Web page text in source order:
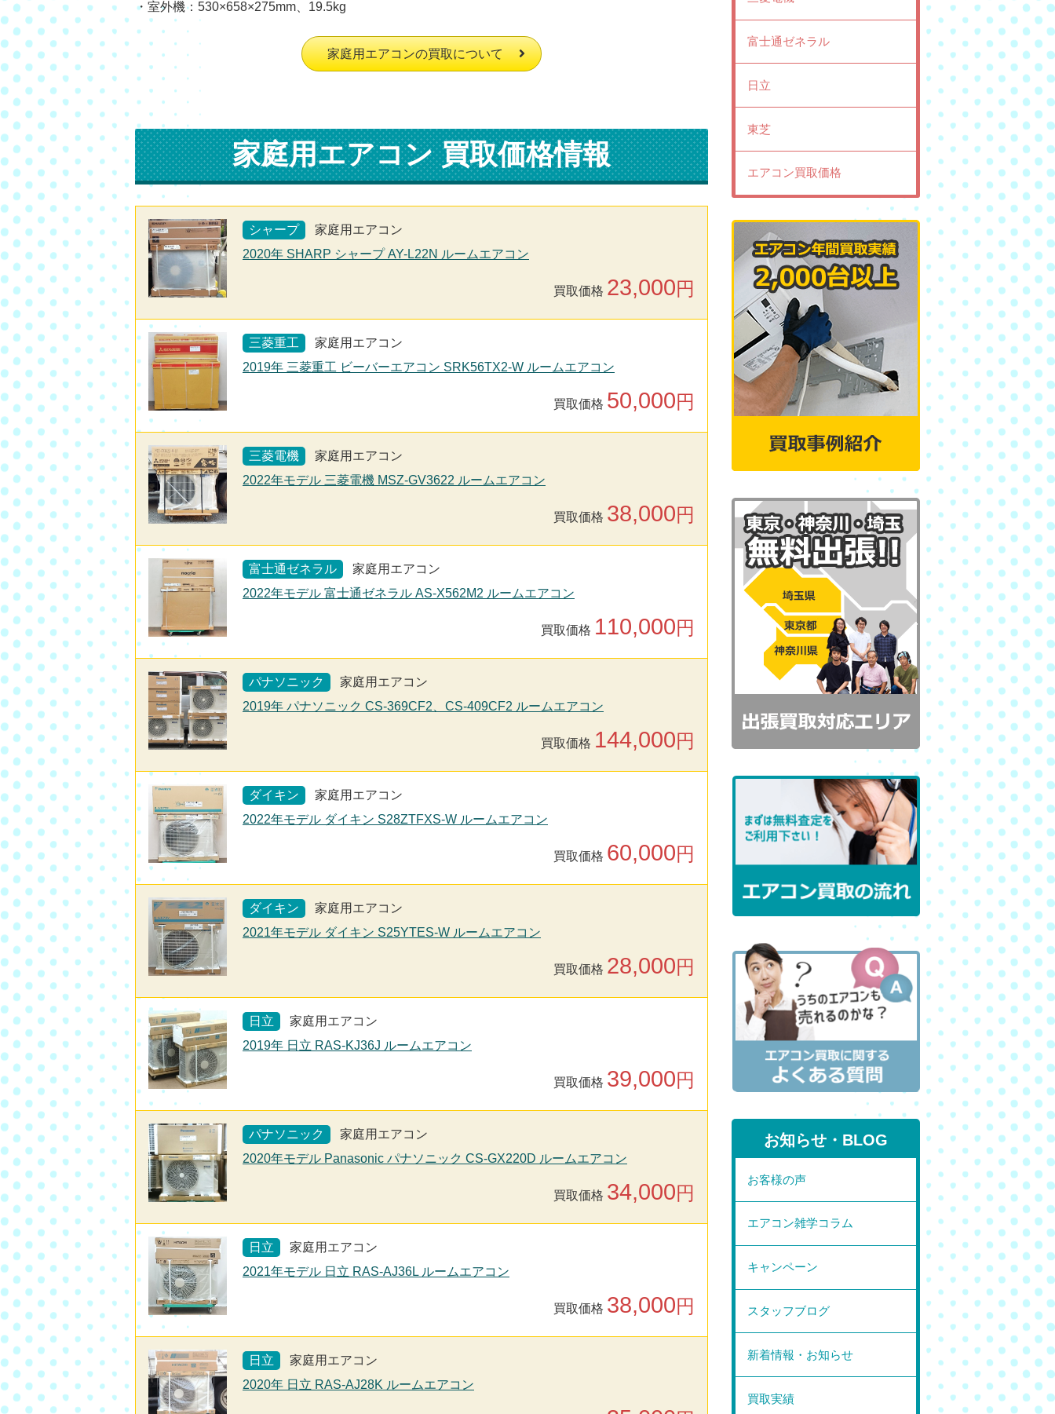
・室外機：530×658×275mm、19.5kg
家庭用エアコンの買取について
家庭用エアコン 買取価格情報
シャープ
家庭用エアコン
2020年 SHARP シャープ AY-L22N ルームエアコン
買取価格 23,000円
三菱重工
家庭用エアコン
2019年 三菱重工 ビーバーエアコン SRK56TX2-W ルームエアコン
買取価格 50,000円
三菱電機
家庭用エアコン
2022年モデル 三菱電機 MSZ-GV3622 ルームエアコン
買取価格 38,000円
富士通ゼネラル
家庭用エアコン
2022年モデル 富士通ゼネラル AS-X562M2 ルームエアコン
買取価格 110,000円
パナソニック
家庭用エアコン
2019年 パナソニック CS-369CF2、CS-409CF2 ルームエアコン
買取価格 144,000円
ダイキン
家庭用エアコン
2022年モデル ダイキン S28ZTFXS-W ルームエアコン
買取価格 60,000円
ダイキン
家庭用エアコン
2021年モデル ダイキン S25YTES-W ルームエアコン
買取価格 28,000円
日立
家庭用エアコン
2019年 日立 RAS-KJ36J ルームエアコン
買取価格 39,000円
パナソニック
家庭用エアコン
2020年モデル Panasonic パナソニック CS-GX220D ルームエアコン
買取価格 34,000円
日立
家庭用エアコン
2021年モデル 日立 RAS-AJ36L ルームエアコン
買取価格 38,000円
日立
家庭用エアコン
2020年 日立 RAS-AJ28K ルームエアコン
富士通ゼネラル
日立
東芝
エアコン買取価格
お知らせ・BLOG
お客様の声
エアコン雑学コラム
キャンペーン
スタッフブログ
新着情報・お知らせ
買取実績